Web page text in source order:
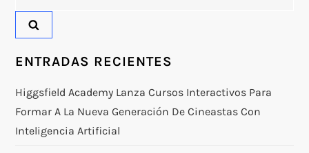
ENTRADAS RECIENTES
Higgsfield Academy Lanza Cursos Interactivos Para
Formar A La Nueva Generación De Cineastas Con
Inteligencia Artificial